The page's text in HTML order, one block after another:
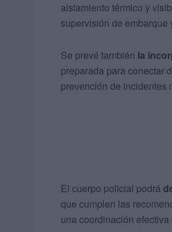
aislamiento térmico y
supervisión de embarque
Se prevé también la
preparada para conectar
prevención de incidentes
El cuerpo policial podrá
que cumplen las
una coordinación